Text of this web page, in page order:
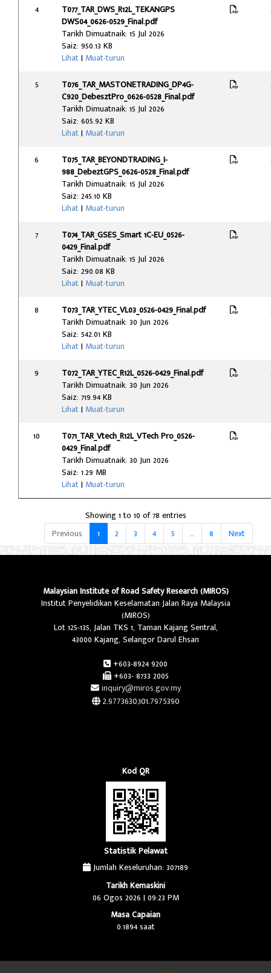
4
T077_TAR_DWS_R12L_TEKANGPS
DWS04_0626-0529_Final.pdf
Tarikh Dimuatnaik: 15 Jul 2026
Saiz: 950.13 KB
Lihat| Muat-turun
5
T076_TAR_MASTONETRADING_DP4G-
C920_DebesztPro_0626-0528_Final.pdf
Tarikh Dimuatnaik: 15 Jul 2026
Saiz: 605.92 KB
Lihat| Muat-turun
6
T075_TAR_BEYONDTRADING_I-
988_DebeztGPS_0626-0528_Final.pdf
Tarikh Dimuatnaik: 15 Jul 2026
Saiz: 245.10 KB
Lihat| Muat-turun
7
T074_TAR_GSES_Smart 1C-EU_0526-
0429_Final.pdf
Tarikh Dimuatnaik: 15 Jul 2026
Saiz: 290.08 KB
Lihat| Muat-turun
8
T073_TAR_YTEC_VL03_0526-0429_Final.pdf
Tarikh Dimuatnaik: 30 Jun 2026
Saiz: 542.01 KB
Lihat| Muat-turun
9
T072_TAR_YTEC_R12L_0526-0429_Final.pdf
Tarikh Dimuatnaik: 30 Jun 2026
Saiz: 719.94 KB
Lihat| Muat-turun
10
T071_TAR_Vtech_R12L_VTech Pro_0526-
0429_Final.pdf
Tarikh Dimuatnaik: 30 Jun 2026
Saiz: 1.29 MB
Lihat| Muat-turun
Showing 1 to 10 of 78 entries
Previous
1 2 3 4 5 … 8 Next
Malaysian Institute of Road Safety Research (MIROS)
Institut Penyelidikan Keselamatan Jalan Raya Malaysia
(MIROS)
Lot 125-135, Jalan TKS 1, Taman Kajang Sentral,
43000 Kajang, Selangor Darul Ehsan
+603-8924 9200
+603- 8733 2005
inquiry@miros.gov.my
2.9773630,101.7975390
Kod QR
Statistik Pelawat
Jumlah Keseluruhan: 307189
Tarikh Kemaskini
06 Ogos 2026 | 09:23 PM
Masa Capaian
0.1894 saat